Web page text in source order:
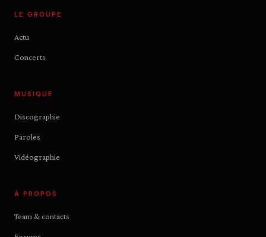
LE GROUPE
Actu
Concerts
MUSIQUE
Discographie
Paroles
Vidéographie
À PROPOS
Team & contacts